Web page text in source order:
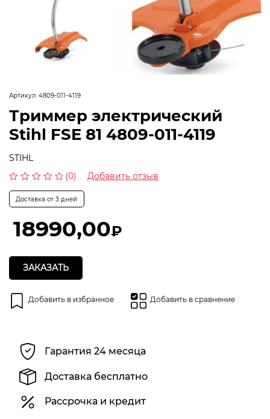
Артикул: 4809-011-4119
Триммер электрический
Stihl FSE 81 4809-011-4119
STIHL
из
(0) Добавить отзыв
Доставка от 3 дней
18990,00₽
ЗАКАЗАТЬ
Добавить в избранное Добавить в сравнение
Гарантия 24 месяца
Доставка бесплатно
Рассрочка и кредит